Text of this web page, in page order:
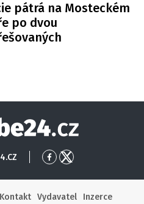
pátrá na Mosteckém
po dvou
Globe24
Přejít
Facebook
Přejít
X
Kontakt Vydavatel
Inzerce